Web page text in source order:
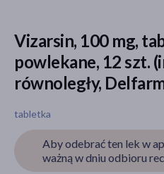
Vizarsin, 100 mg,
powlekane, 12 szt.
równoległy,
tabletka
Aby odebrać ten lek w
ważną w dniu odbioru